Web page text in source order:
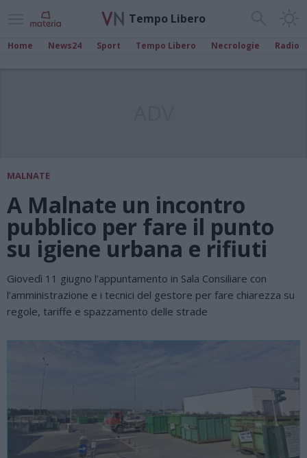
Tempo Libero
Home News24 Sport Tempo Libero Necrologie Radio
MALNATE
A Malnate un incontro
pubblico per fare il punto
su igiene urbana e rifiuti
Giovedì 11 giugno l’appuntamento in Sala Consiliare con
l’amministrazione e i tecnici del gestore per fare chiarezza su
regole, tariffe e spazzamento delle strade